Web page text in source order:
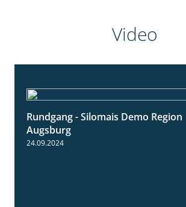
Video
Rundgang - Silomais Demo Region
Augsburg
24.09.2024